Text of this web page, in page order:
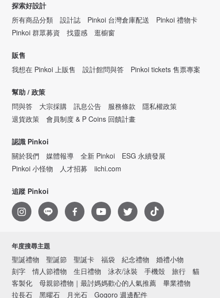
探索好設計
所有商品分類
設計誌 Pinkoi 台灣倉庫配送
Pinkoi 禮物卡
Pinkoi 群眾募資
找靈感 逛櫥窗
販售
我想在 Pinkoi 上販售
設計館問與答 Pinkoi tickets 售票專案
幫助 / 政策
問與答
大宗採購 訊息公告 服務條款
隱私權政策
退貨政策
會員制度 & P Coins 回饋計畫
認識 Pinkoi
關於我們
媒體報導 全新 Pinkoi
ESG 永續發展
Pinkoi 小怪物
人才招募 iichi.com
追蹤 Pinkoi
年度搜尋主題
聖誕禮物 聖誕節 聖誕卡 福袋 紀念禮物
婚禮小物
刻字
情人節禮物 生日禮物 泳衣/泳裝 手機殼 旅行
貓
客製化
母親節禮物｜最討媽媽歡心的人氣推薦
畢業禮物
拉長石
黑曜石 月光石 Gogoro 週邊配件